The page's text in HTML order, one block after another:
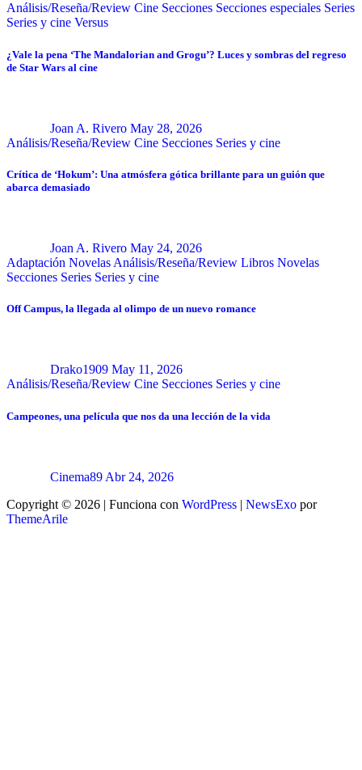
Análisis/Reseña/Review Cine Secciones Secciones especiales Series
Series y cine Versus
¿Vale la pena ‘The Mandalorian and Grogu’? Luces y sombras del regreso
de Star Wars al cine
Joan A. Rivero May 28, 2026
Análisis/Reseña/Review Cine Secciones Series y cine
Crítica de ‘Hokum’: Una atmósfera gótica brillante para un guión que
abarca demasiado
Joan A. Rivero May 24, 2026
Adaptación Novelas Análisis/Reseña/Review Libros Novelas
Secciones Series Series y cine
Off Campus, la llegada al olimpo de un nuevo romance
Drako1909 May 11, 2026
Análisis/Reseña/Review Cine Secciones Series y cine
Campeones, una película que nos da una lección de la vida
Cinema89 Abr 24, 2026
Copyright © 2026 | Funciona con WordPress | NewsExo por
ThemeArile